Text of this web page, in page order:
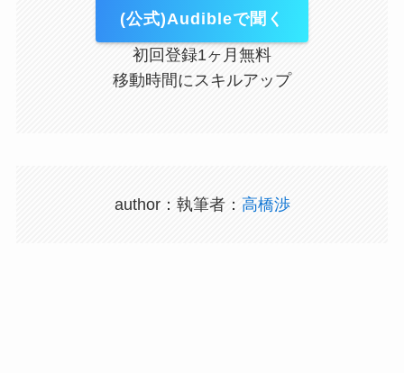
(公式)Audibleで聞く
初回登録1ヶ月無料
移動時間にスキルアップ
author：執筆者： 高橋渉